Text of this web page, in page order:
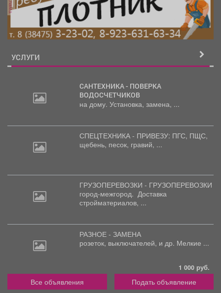
УСЛУГИ
САНТЕХНИКА - ПОВЕРКА
ВОДОСЧЕТЧИКОВ
на дому. Установка, замена, ...
СПЕЦТЕХНИКА - ПРИВЕЗУ: ПГС, ПЩС,
щебень, песок, гравий, ...
ГРУЗОПЕРЕВОЗКИ - ГРУЗОПЕРЕВОЗКИ
город-межгород. Доставка
стройматериалов, ...
РАЗНОЕ - ЗАМЕНА
розеток, выключателей, и др. Мелкие ...
1 000 руб.
Все объявления Подать объявление